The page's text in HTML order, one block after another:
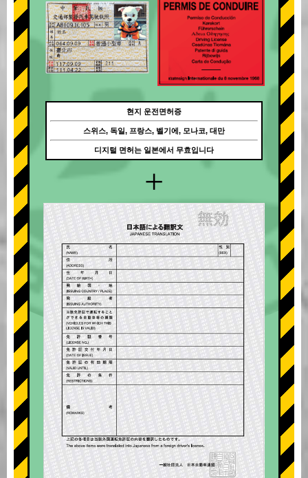
+
현지 운전면허증
스위스, 독일, 프랑스, 벨기에, 모나코, 대만
디지털 면허는 일본에서 무효입니다